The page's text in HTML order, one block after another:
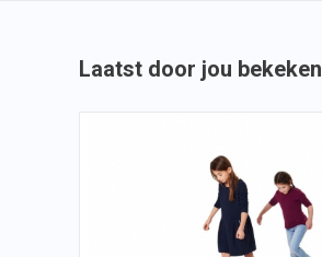
Laatst door jou bekeken